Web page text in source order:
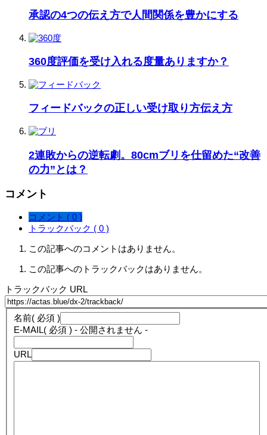
承認の4つの伝え方で人間関係を豊かにする
360度評価を受け入れる度量ありますか？
フィードバックの正しい受け取り方伝え方
2連敗からの逆転劇。80cmブリを仕留めた“改善
の力”とは？
コメント
コメント ( 0 )
トラックバック ( 0 )
この記事へのコメントはありません。
この記事へのトラックバックはありません。
トラックバック URL
名前( 必須 )
E-MAIL( 必須 ) - 公開されません -
URL